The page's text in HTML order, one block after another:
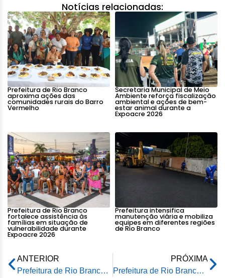
Notícias relacionadas:
Prefeitura de Rio Branco
aproxima ações das
comunidades rurais do Barro
Vermelho
Secretaria Municipal de Meio
Ambiente reforça fiscalização
ambiental e ações de bem-
estar animal durante a
Expoacre 2026
Prefeitura de Rio Branco
fortalece assistência às
famílias em situação de
vulnerabilidade durante
Expoacre 2026
Prefeitura intensifica
manutenção viária e mobiliza
equipes em diferentes regiões
de Rio Branco
ANTERIOR
Prefeitura de Rio Branco reorganiza marcação de consultas e fortalece atendimento especializado
PRÓXIMA
Prefeitura de Rio Branco realiza mais de 800 atendimentos em ação de saúde no Rui Lino